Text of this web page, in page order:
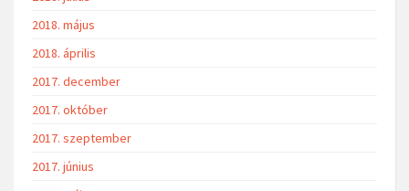
2018. május
2018. április
2017. december
2017. október
2017. szeptember
2017. június